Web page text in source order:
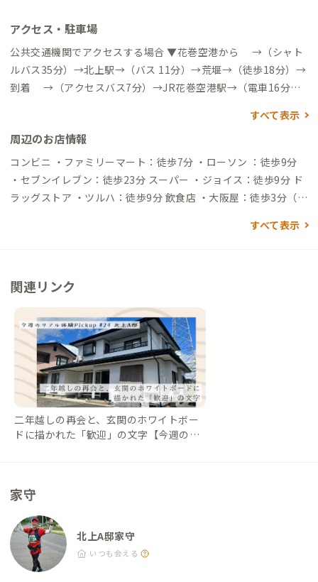
アクセス・駐車場
公共交通機関でアクセスする場合 ▼花巻空港から →（シャト
ルバス35分）→北上駅→（バス 11分）→荒堰→（徒歩18分）→
到着 →（アクセスバス7分）→JR花巻空港駅→（電車16分）
から →（電車50分）→北上駅→（バス 11分）→荒堰→（徒歩
18分）→到着 →（新幹線20分）→北上駅→（バス 11分）→
荒堰→（徒歩18分）→到着 ▼北上駅（最寄り駅）から →（路
線バス北上翔南高校成沢線11分）→荒堰→（徒歩18分）→到着
→（タクシー乗車15分約¥2,000）→到着 →（徒歩1時間）
分）→到着 ▼盛岡駅から →（一般道1時間30分）→到着 →（一
空港、盛岡駅、北上駅周辺にてトヨタレンタカーやニッポンレ
検討されている方は参考にしてください。 ※冬季（11月中旬～
3月下旬）は雪が降るため、車でのアクセスの場合はスタッドレ
スタイヤを装着した上でお越しください。また、防寒対策とし
て、イヤーマフや手袋、重ね着をすることがおすすめです。
すべて表示
周辺のお店情報
コンビニ ・ファミリーマート：徒歩7分 ・ローソン ：徒歩9分
・セブンイレブン：徒歩23分 スーパー ・ジョイス：徒歩9分 ド
ラッグストア ・ツルハ：徒歩9分 飲食店 ・大阪屋：徒歩3分（大
すべて表示
関連リンク
二年越しの再会と、玄関のホワイトボー
ドに描かれた「歓迎」の文字【今週のPic
家守
北上A邸家守
いつも会える